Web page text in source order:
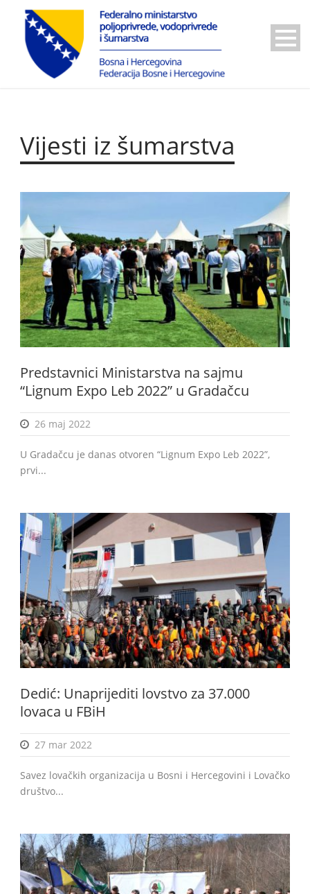
BiH
Vijesti iz šumarstva
Predstavnici Ministarstva na sajmu
“Lignum Expo Leb 2022” u Gradačcu
26 maj 2022
U Gradačcu je danas otvoren “Lignum Expo Leb 2022”,
prvi...
Dedić: Unaprijediti lovstvo za 37.000
lovaca u FBiH
27 mar 2022
Savez lovačkih organizacija u Bosni i Hercegovini i Lovačko
društvo...